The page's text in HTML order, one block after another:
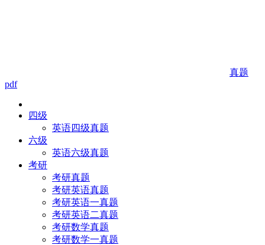
真题
pdf
四级
英语四级真题
六级
英语六级真题
考研
考研真题
考研英语真题
考研英语一真题
考研英语二真题
考研数学真题
考研数学一真题